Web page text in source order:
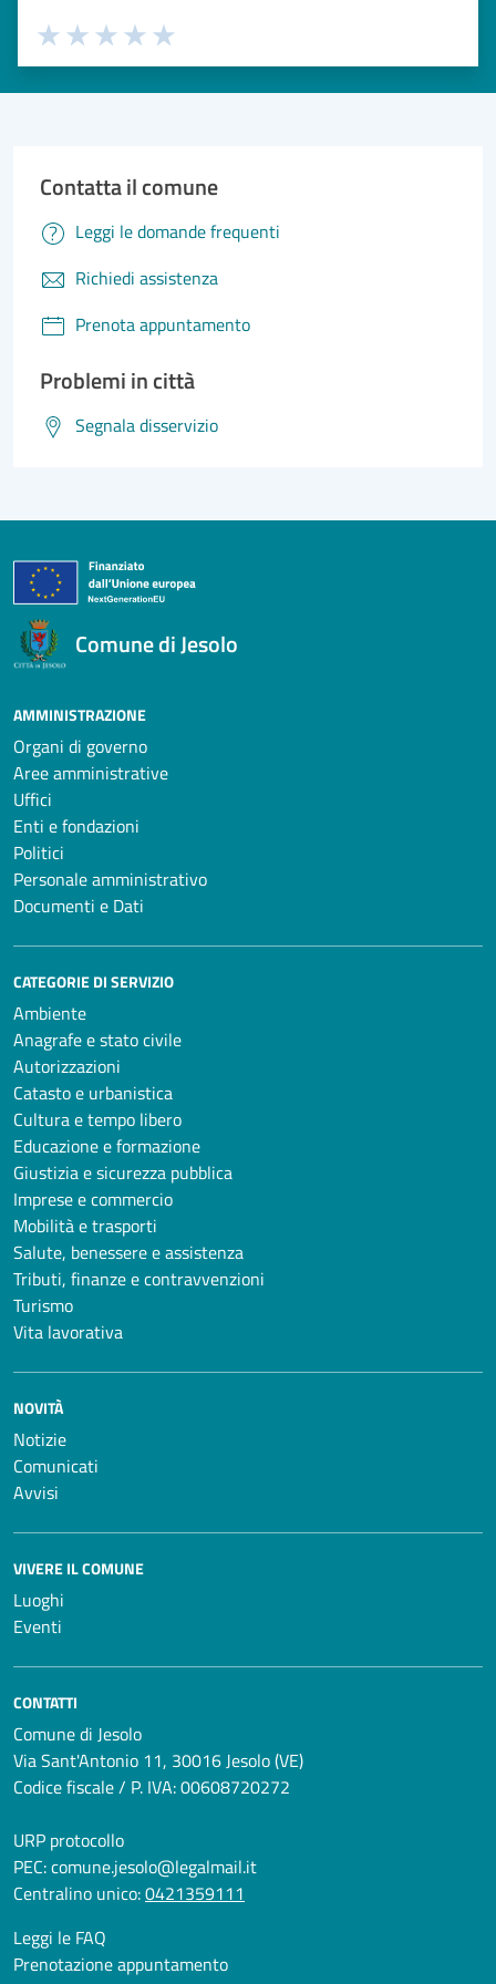
Valuta 5 stelle su 5
Valuta 4 stelle su 5
Valuta 3 stelle su 5
Valuta 2 stelle su 5
Valuta 1 stelle su 5
Contatta il comune
Leggi le domande frequenti
Richiedi assistenza
Prenota appuntamento
Problemi in città
Segnala disservizio
Comune di Jesolo
AMMINISTRAZIONE
Organi di governo
Aree amministrative
Uffici
Enti e fondazioni
Politici
Personale amministrativo
Documenti e Dati
CATEGORIE DI SERVIZIO
Ambiente
Anagrafe e stato civile
Autorizzazioni
Catasto e urbanistica
Cultura e tempo libero
Educazione e formazione
Giustizia e sicurezza pubblica
Imprese e commercio
Mobilità e trasporti
Salute, benessere e assistenza
Tributi, finanze e contravvenzioni
Turismo
Vita lavorativa
NOVITÀ
Notizie
Comunicati
Avvisi
VIVERE IL COMUNE
Luoghi
Eventi
CONTATTI
Comune di Jesolo
Via Sant'Antonio 11, 30016 Jesolo (VE)
Codice fiscale / P. IVA: 00608720272
URP protocollo
PEC:comune.jesolo@legalmail.it
Centralino unico:0421359111
Leggi le FAQ
Prenotazione appuntamento